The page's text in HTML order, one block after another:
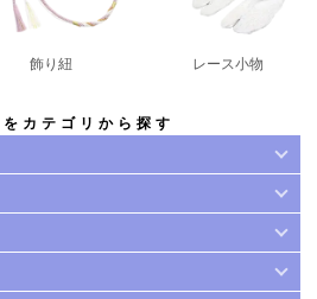
飾り紐 レース小物
カテゴリから探す